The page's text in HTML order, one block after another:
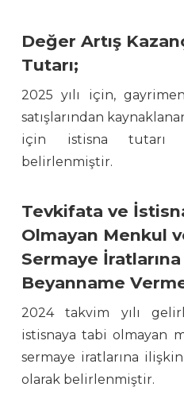
Değer Artış
Tutarı;
2025 yılı için,
satışlarından
için istisna tutarı
belirlenmiştir.
Tevkifata ve
Olmayan Menkul
Sermaye
Beyanname Verme
2024 takvim yılı
istisnaya tabi olmayan
sermaye iratlarına ilişkin
olarak belirlenmiştir.